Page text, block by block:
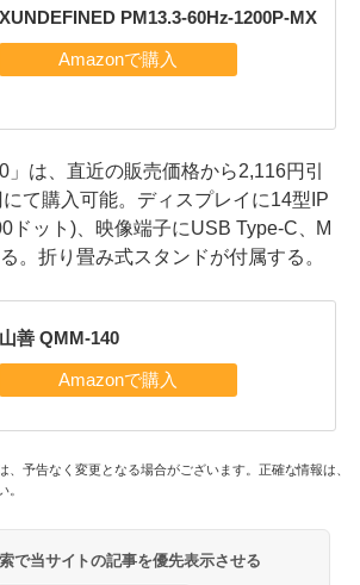
XUNDEFINED PM13.3-60Hz-1200P-MX
は、直近の販売価格から2,116円引
て購入可能。ディスプレイに14型IP
ドット)、映像端子にUSB Type-C、M
。折り畳み式スタンドが付属する。
善 QMM-140
予告なく変更となる場合がございます。正確な情報は、
。
で当サイトの記事を優先表示させる